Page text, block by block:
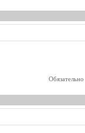
Обязательно